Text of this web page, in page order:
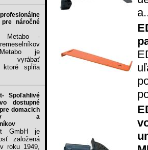
náročné
Metabo -
je
vyrábať
ktoré spĺňa
Spoľahlivé
dostupné
domacich
a
GmbH je
založená
roku 1949,